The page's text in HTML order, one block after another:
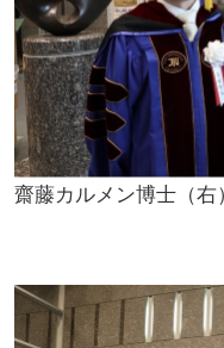
齋藤カルメン博士（右